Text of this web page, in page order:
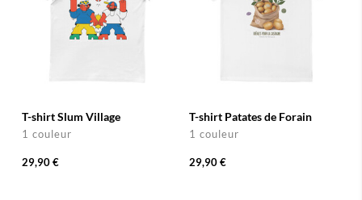
T-shirt Slum Village
1 couleur
29,90 €
T-shirt Patates de Forain
1 couleur
29,90 €